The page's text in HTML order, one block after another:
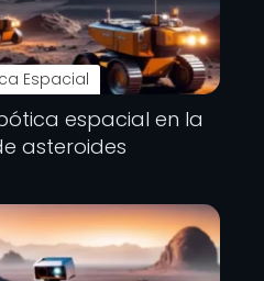
Espacial
espacial en la
asteroides